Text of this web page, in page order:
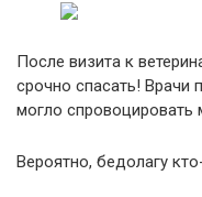
После визита к
срочно спасать! Врачи
могло спровоцировать
Вероятно, бедолагу